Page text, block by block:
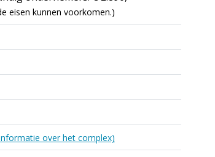
eisen kunnen voorkomen.)
over het complex)